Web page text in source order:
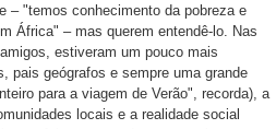
– "temos conhecimento da pobreza e
África" – mas querem entendê-lo. Nas
estiveram um pouco mais
pais geógrafos e sempre uma grande
para a viagem de Verão", recorda), a
locais e a realidade social